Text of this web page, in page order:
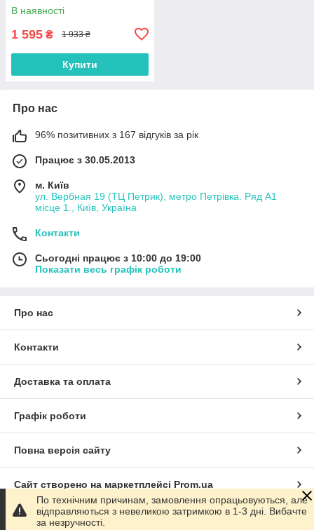
В наявності
1 595 ₴ 1 933 ₴
Купити
Про нас
96% позитивних з 167 відгуків за рік
Працює з 30.05.2013
м. Київ
ул. Вербная 19 (ТЦ Петрик), метро Петрівка. Ряд А1
місце 1., Київ, Україна
Контакти
Сьогодні працює з 10:00 до 19:00
Показати весь графік роботи
Про нас
Контакти
Доставка та оплата
Графік роботи
Повна версія сайту
Сайт створено на маркетплейсі Prom.ua
Політика конфіденційності
По технічним причинам, замовлення опрацьовуються, але
відправляються з невеликою затримкою в 1-3 дні. Вибачте
за незручності.